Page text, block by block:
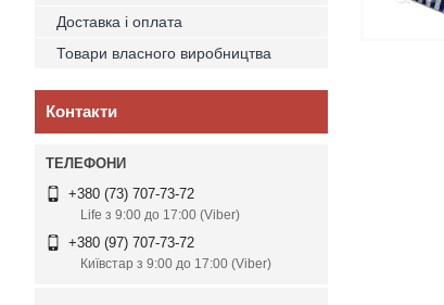
Доставка і оплата
Товари власного виробництва
Контакти
+380 (73) 707-73-72
Life з 9:00 до 17:00 (Viber)
+380 (97) 707-73-72
Київстар з 9:00 до 17:00 (Viber)